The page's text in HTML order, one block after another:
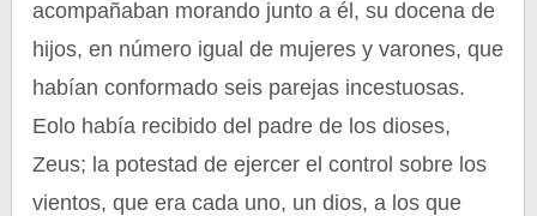
acompañaban morando junto a él, su docena de
hijos, en número igual de mujeres y varones, que
habían conformado seis parejas incestuosas.
Eolo había recibido del padre de los dioses,
Zeus; la potestad de ejercer el control sobre los
vientos, que era cada uno, un dios, a los que